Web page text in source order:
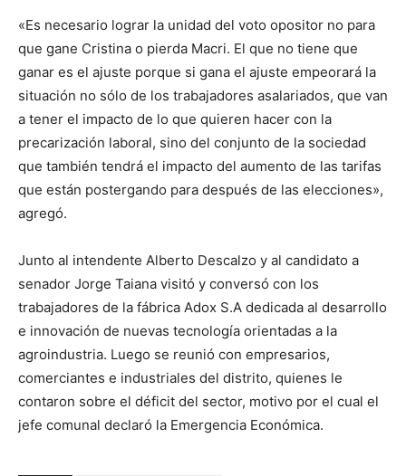
«Es necesario lograr la unidad del voto opositor no para
que gane Cristina o pierda Macri. El que no tiene que
ganar es el ajuste porque si gana el ajuste empeorará la
situación no sólo de los trabajadores asalariados, que van
a tener el impacto de lo que quieren hacer con la
precarización laboral, sino del conjunto de la sociedad
que también tendrá el impacto del aumento de las tarifas
que están postergando para después de las elecciones»,
agregó.
Junto al intendente Alberto Descalzo y al candidato a
senador Jorge Taiana visitó y conversó con los
trabajadores de la fábrica Adox S.A dedicada al desarrollo
e innovación de nuevas tecnología orientadas a la
agroindustria. Luego se reunió con empresarios,
comerciantes e industriales del distrito, quienes le
contaron sobre el déficit del sector, motivo por el cual el
jefe comunal declaró la Emergencia Económica.